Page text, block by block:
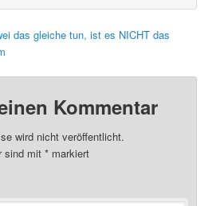
das gleiche tun, ist es NICHT das
Kommentar
wird nicht veröffentlicht.
sind mit* markiert